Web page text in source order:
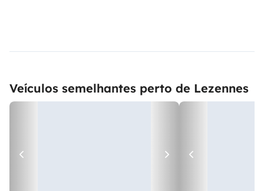
Veículos semelhantes perto de Lezennes